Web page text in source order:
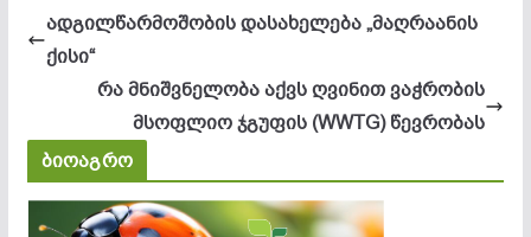
ადგილწარმოშობის დასახელება „მაღრაანის
ქისი“
რა მნიშვნელობა აქვს ღვინით ვაჭრობის
მსოფლიო ჯგუფის (WWTG) წევრობას
ბიოაგრო